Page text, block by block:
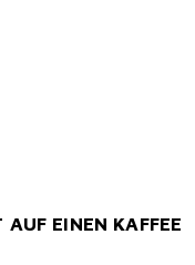
AUF EINEN KAFFEE